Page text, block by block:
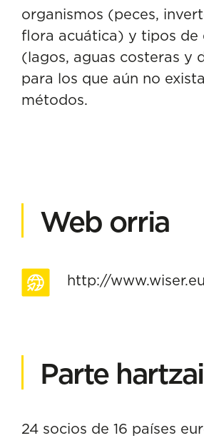
organismos (peces,
flora acuática) y tipos de
(lagos, aguas costeras y
para los que aún no
métodos.
Web orria
http://www.wiser.eu
Parte
24 socios de 16 países